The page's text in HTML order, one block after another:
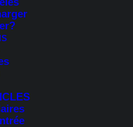
un changement
façade?
avant de